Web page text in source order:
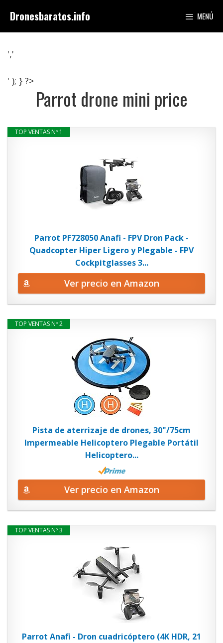
contenido
Dronesbaratos.info MENÚ
','
' ); } ?>
Parrot drone mini price
TOP VENTAS Nº 1
Parrot PF728050 Anafi - FPV Dron Pack -
Quadcopter Hiper Ligero y Plegable - FPV
Cockpitglasses 3...
Ver precio en Amazon
TOP VENTAS Nº 2
Pista de aterrizaje de drones, 30"/75cm
Impermeable Helicoptero Plegable Portátil
Helicoptero...
Ver precio en Amazon
TOP VENTAS Nº 3
Parrot Anafi - Dron cuadricóptero (4K HDR, 21